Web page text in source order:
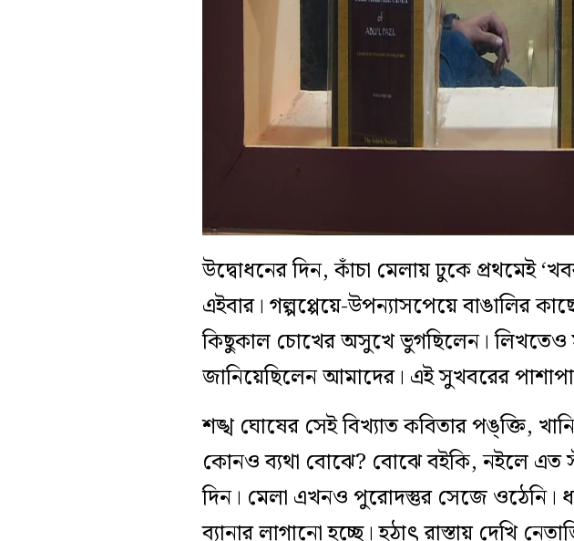
উদ্বোধনের দিন, কাঁচা মেলায় ঢুকে প্রথমেই
এইবার। গল্পপ্পেয়ে-উপন্যাসপেয়ে বাঙালির
কিছুকাল চোখের অসুখে ভুগছিলেন। লিখতেও
জানিয়েছিলেন আমাদের। এই সুখবরের
শঙ্খ ঘোষের সেই বিখ্যাত কবিতার পঙ্‌ক্তি,
কোনও ব্যথা বোঝে? বোঝে বইকি, নইলে এত
দিন। মেলা এখনও পুরোদস্তুর সেজে ওঠেনি।